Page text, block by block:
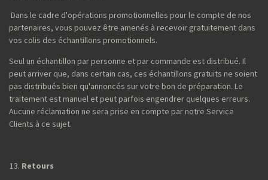
Dans le cadre d'opérations promotionnelles pour le compte de nos
partenaires, vous pouvez être amenés à recevoir gratuitement dans
vos colis des échantillons promotionnels.
Seul un échantillon par personne et par commande est distribué. Il
peut arriver que, dans certain cas, ces échantillons gratuits ne soient
pas distribués bien qu'annoncés sur votre bon de préparation. Le
traitement est manuel et peut parfois engendrer quelques erreurs.
Aucune réclamation ne sera prise en compte par notre Service
Clients à ce sujet.
Retours